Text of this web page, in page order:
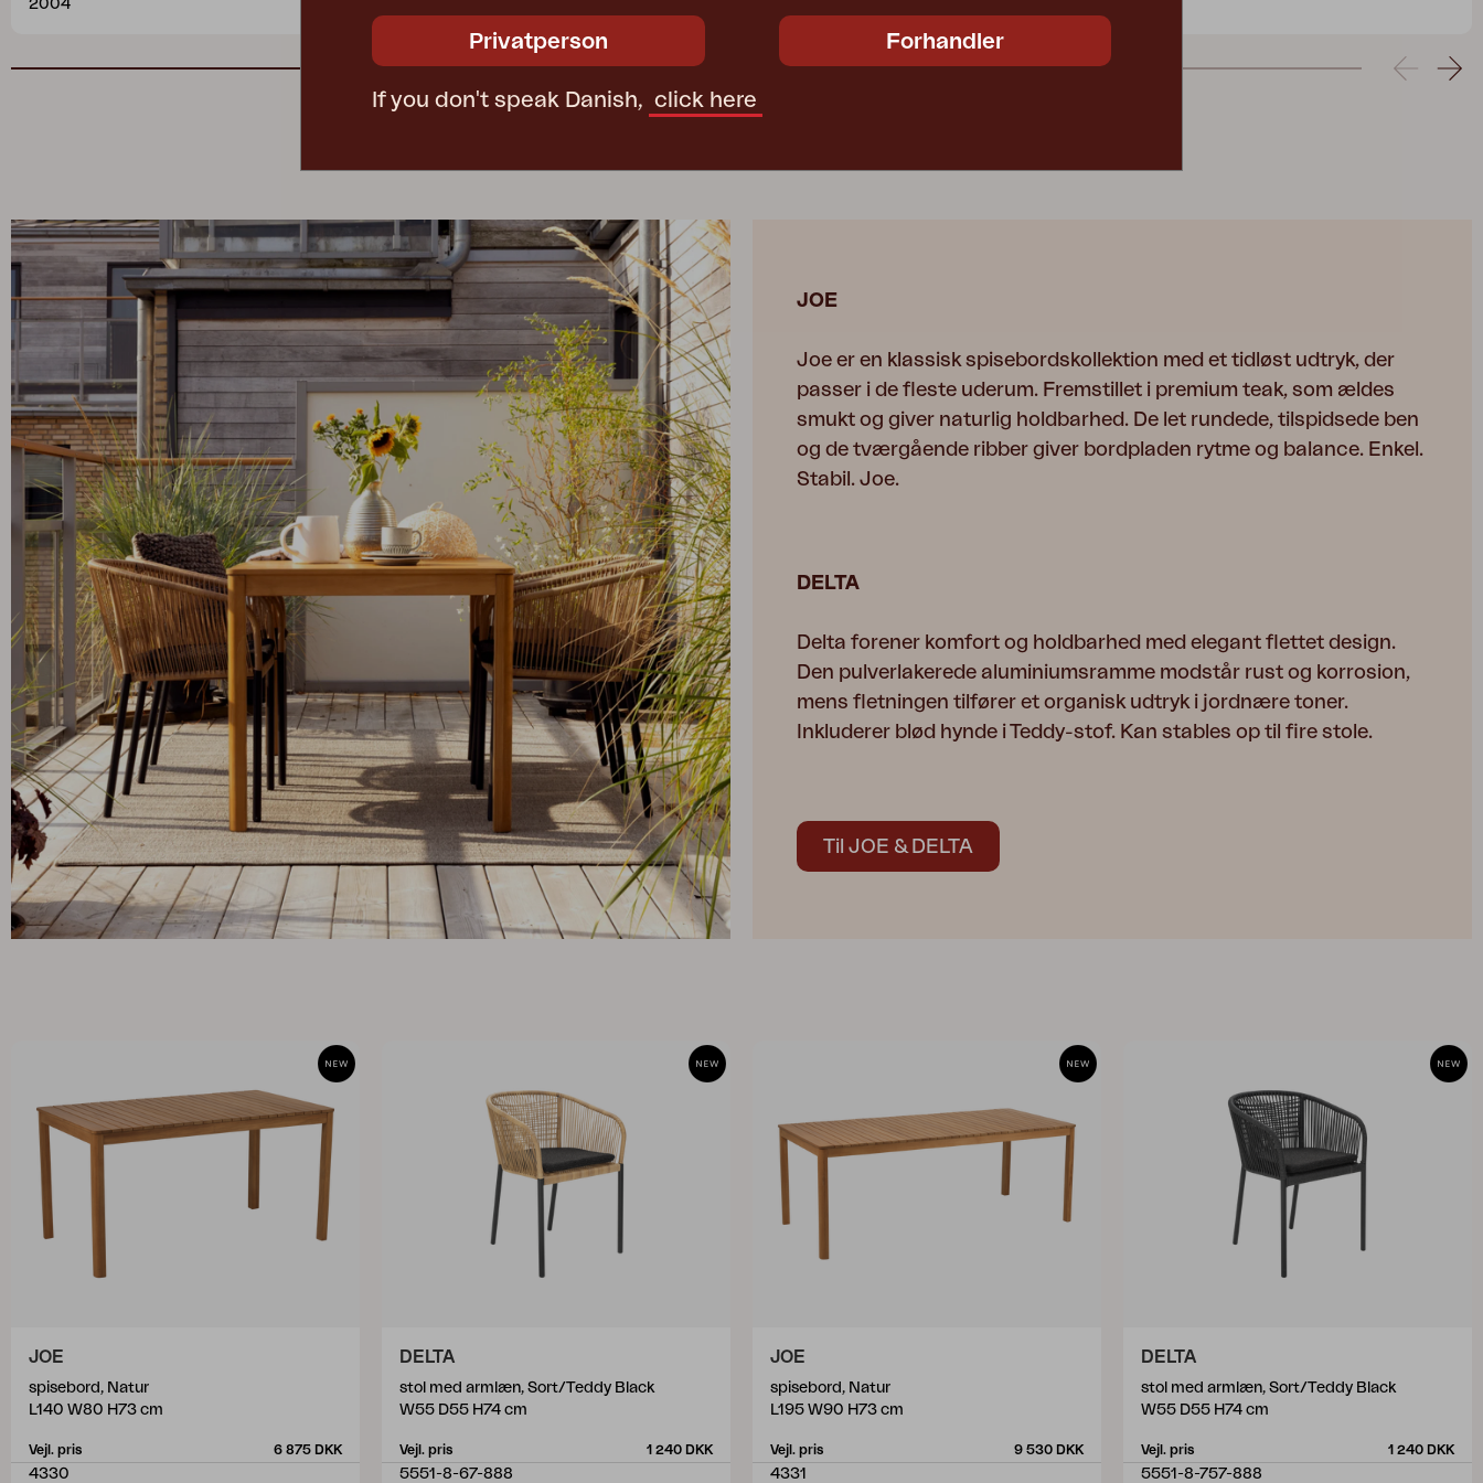
2004
JOE
Joe er en klassisk spisebordskollektion med et tidløst udtryk, der
passer i de fleste uderum. Fremstillet i premium teak, som ældes
smukt og giver naturlig holdbarhed. De let rundede, tilspidsede ben
og de tværgående ribber giver bordpladen rytme og balance. Enkel.
Stabil. Joe.
DELTA
Delta forener komfort og holdbarhed med elegant flettet design.
Den pulverlakerede aluminiumsramme modstår rust og korrosion,
mens fletningen tilfører et organisk udtryk i jordnære toner.
Inkluderer blød hynde i Teddy-stof. Kan stables op til fire stole.
Til JOE & DELTA
JOE
spisebord, Natur
L140 W80 H73 cm
Vejl. pris 6 875 DKK
4330
DELTA
stol med armlæn, Sort/Teddy Black
W55 D55 H74 cm
Vejl. pris 1 240 DKK
5551-8-67-888
JOE
spisebord, Natur
L195 W90 H73 cm
Vejl. pris 9 530 DKK
4331
DELTA
stol med armlæn, Sort/Teddy Black
W55 D55 H74 cm
Vejl. pris 1 240 DKK
5551-8-757-888
Privatperson Forhandler
If you don't speak Danish, click here